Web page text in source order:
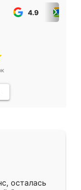
4.9
осталась